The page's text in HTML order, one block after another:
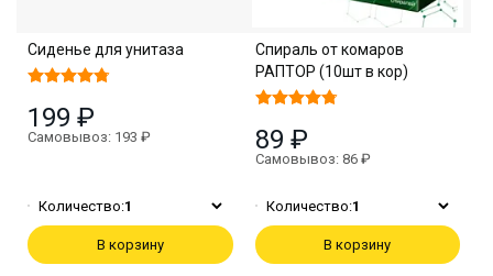
Сиденье для унитаза
199 ₽
Самовывоз: 193 ₽
Количество:1
В корзину
Спираль от комаров
РАПТОР (10шт в кор)
89 ₽
Самовывоз: 86 ₽
Количество:1
В корзину